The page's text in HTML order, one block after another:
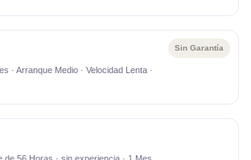
Sin Garantía
· Arranque Medio · Velocidad Lenta ·